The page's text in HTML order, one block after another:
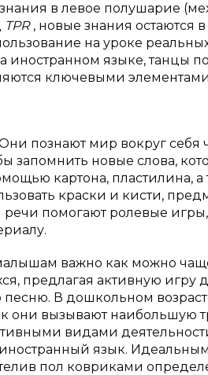
в левое полушарие
TPR , новые знания остаются
на уроке
иностранном языке, танцы
ключевыми
познают мир вокруг себя
запомнить новые слова,
картона, пластилина, а
краски и кисти,
помогают ролевые игры,
важно как можно
предлагая активную игру
В дошкольном
они вызывают наибольшую
видами
язык.
пол ковриками